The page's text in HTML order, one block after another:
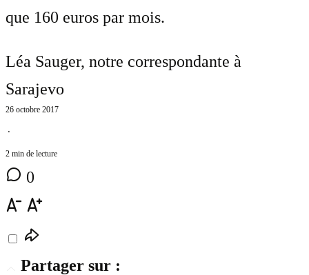
que 160 euros par mois.
Léa Sauger, notre correspondante à
Sarajevo
26 octobre 2017
⋅
2 min de lecture
0
Partager sur :